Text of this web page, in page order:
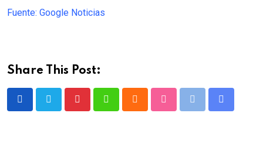
Fuente: Google Noticias
Share This Post: